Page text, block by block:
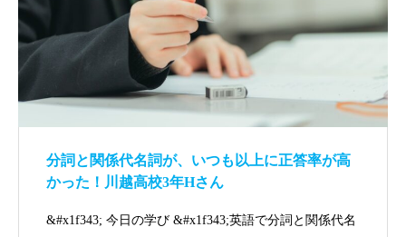
分詞と関係代名詞が、いつも以上に正答率が高
かった！川越高校3年Hさん
&#x1f343; 今日の学び &#x1f343;英語で分詞と関係代名